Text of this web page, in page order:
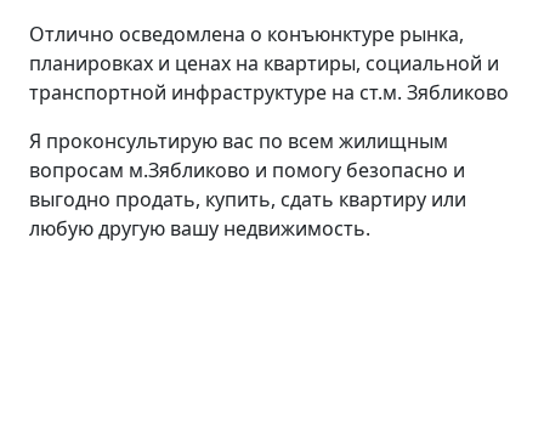
Отлично осведомлена о конъюнктуре рынка,
планировках и ценах на квартиры, социальной и
транспортной инфраструктуре на ст.м. Зябликово
Я проконсультирую вас по всем жилищным
вопросам м.Зябликово и помогу безопасно и
выгодно продать, купить, сдать квартиру или
любую другую вашу недвижимость.